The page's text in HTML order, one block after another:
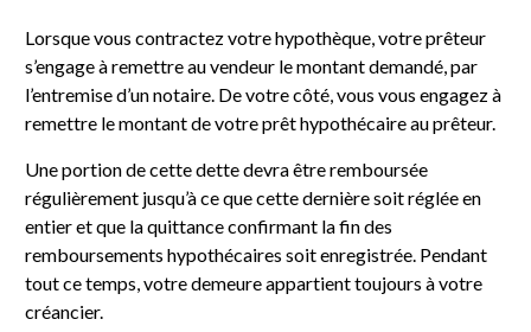
Lorsque vous contractez votre hypothèque, votre prêteur
s’engage à remettre au vendeur le montant demandé, par
l’entremise d’un notaire. De votre côté, vous vous engagez à
remettre le montant de votre prêt hypothécaire au prêteur.
Une portion de cette dette devra être remboursée
régulièrement jusqu’à ce que cette dernière soit réglée en
entier et que la quittance confirmant la fin des
remboursements hypothécaires soit enregistrée. Pendant
tout ce temps, votre demeure appartient toujours à votre
créancier.